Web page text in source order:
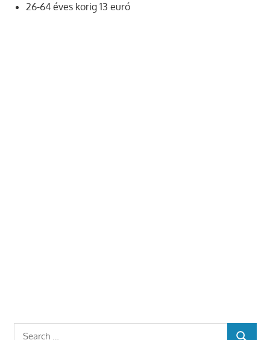
26-64 éves korig 13 euró
Search